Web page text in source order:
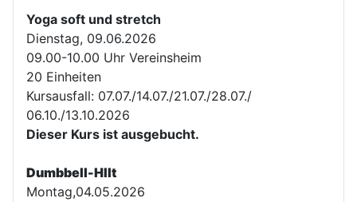
Yoga soft und stretch
Dienstag, 09.06.2026
09.00-10.00 Uhr Vereinsheim
20 Einheiten
Kursausfall: 07.07./14.07./21.07./28.07./
06.10./13.10.2026
Dieser Kurs ist ausgebucht.
Dumbbell-HIIt
Montag,04.05.2026